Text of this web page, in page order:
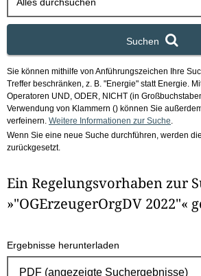
Suchen
Sie können mithilfe von Anführungszeichen Ihre
Treffer beschränken, z. B. "Energie" statt Energie.
Operatoren UND, ODER, NICHT (in
Verwendung von Klammern () können Sie
verfeinern. Weitere Informationen zur Suche
Wenn Sie eine neue Suche durchführen, werden
zurückgesetzt.
Ein Regelungsvorhaben zur
»"OGErzeugerOrgDV 2022"«
Ergebnisse herunterladen